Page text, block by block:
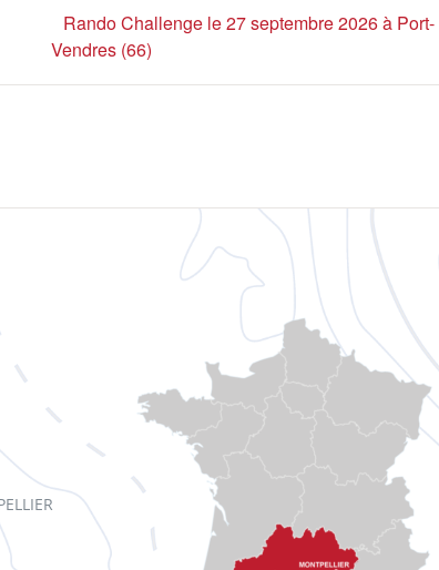
Rando Challenge le 27 septembre 2026 à Port-
Vendres (66)